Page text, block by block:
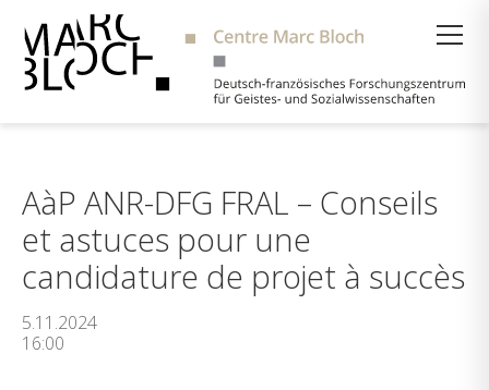
AàP ANR-DFG FRAL – Conseils
et astuces pour une
candidature de projet à succès
5.11.2024
16:00